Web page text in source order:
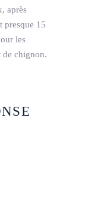
après
presque 15
les
de chignon.